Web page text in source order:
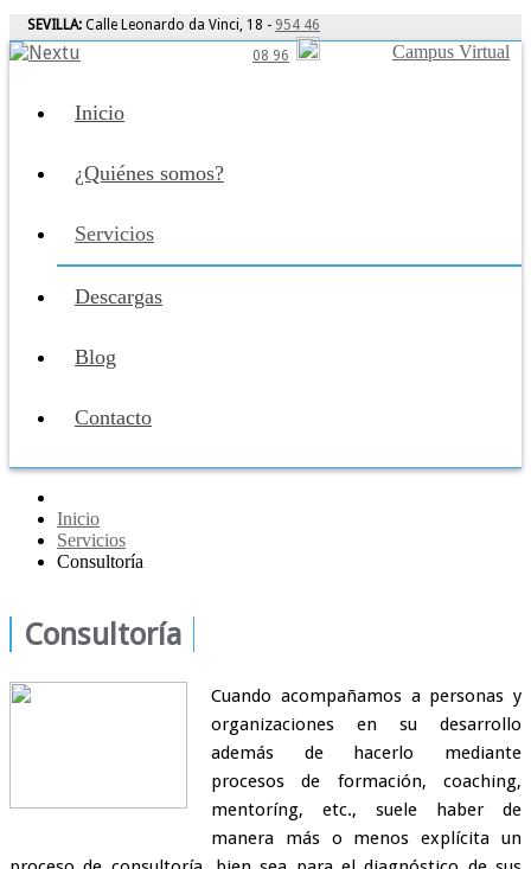
SEVILLA: Calle Leonardo da Vinci, 18 - 954 46
08 96
Campus Virtual
Inicio
¿Quiénes somos?
Servicios
Descargas
Blog
Contacto
Inicio
Servicios
Consultoría
Consultoría
Cuando acompañamos a personas y
organizaciones en su desarrollo
además de hacerlo mediante
procesos de formación, coaching,
mentoríng, etc., suele haber de
manera más o menos explícita un